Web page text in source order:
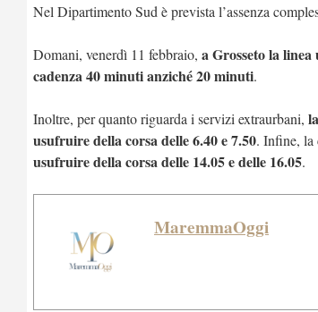
Nel Dipartimento Sud è prevista l’assenza
Domani, venerdì 11 febbraio, a Grosseto la
cadenza 40 minuti anziché 20 minuti.
Inoltre, per quanto riguarda i servizi extraurbani,
usufruire della corsa delle 6.40 e 7.50. Infine, la
usufruire della corsa delle 14.05 e delle 16.05.
MaremmaOggi